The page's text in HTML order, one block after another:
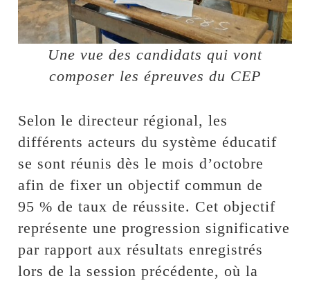
Une vue des candidats qui vont
composer les épreuves du CEP
Selon le directeur régional, les
différents acteurs du système éducatif
se sont réunis dès le mois d’octobre
afin de fixer un objectif commun de
95 % de taux de réussite. Cet objectif
représente une progression significative
par rapport aux résultats enregistrés
lors de la session précédente, où la